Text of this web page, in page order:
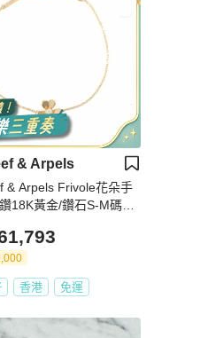
& Arpels
& Arpels Frivole花朵手
18K黃金/鑽石S-M碼黃
香港 免運